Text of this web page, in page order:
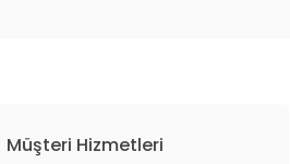
Müşteri Hizmetleri